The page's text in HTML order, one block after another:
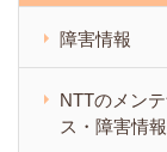
障害情報
NTTのメン
ス・障害情報